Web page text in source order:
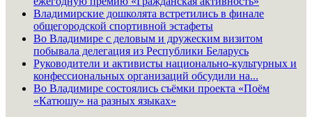
Владимирские дошколята встретились в финале
общегородской спортивной эстафеты
Во Владимире с деловым и дружеским визитом
побывала делегация из Республики Беларусь
Руководители и активисты национально-культурных и
конфессиональных организаций обсудили на...
Во Владимире состоялись съёмки проекта «Поём
«Катюшу» на разных языках»